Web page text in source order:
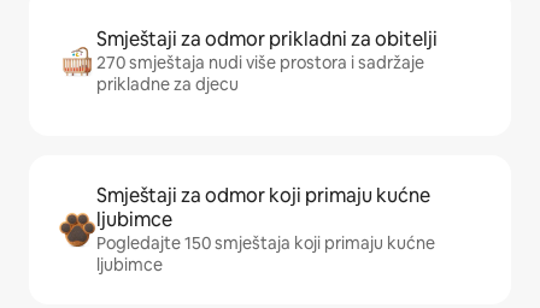
Smještaji za odmor prikladni za obitelji
270 smještaja nudi više prostora i sadržaje
prikladne za djecu
Smještaji za odmor koji primaju kućne
ljubimce
Pogledajte 150 smještaja koji primaju kućne
ljubimce